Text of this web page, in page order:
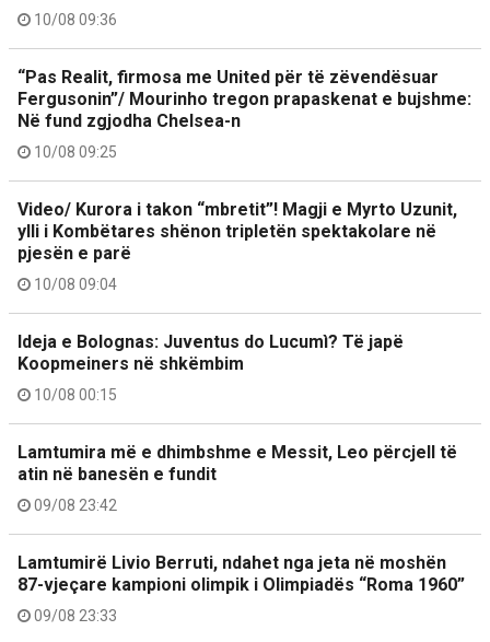
10/08 09:36
“Pas Realit, firmosa me United për të zëvendësuar
Fergusonin”/ Mourinho tregon prapaskenat e bujshme:
Në fund zgjodha Chelsea-n
10/08 09:25
Video/ Kurora i takon “mbretit”! Magji e Myrto Uzunit,
ylli i Kombëtares shënon tripletën spektakolare në
pjesën e parë
10/08 09:04
Ideja e Bolognas: Juventus do Lucumì? Të japë
Koopmeiners në shkëmbim
10/08 00:15
Lamtumira më e dhimbshme e Messit, Leo përcjell të
atin në banesën e fundit
09/08 23:42
Lamtumirë Livio Berruti, ndahet nga jeta në moshën
87-vjeçare kampioni olimpik i Olimpiadës “Roma 1960”
09/08 23:33